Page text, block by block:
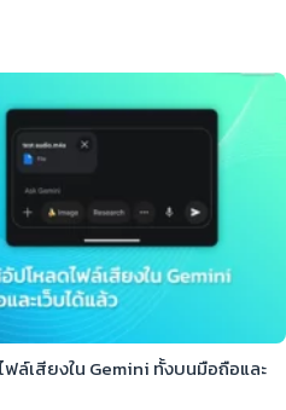
ล์เสียงใน Gemini ทั้งบนมือถือและ